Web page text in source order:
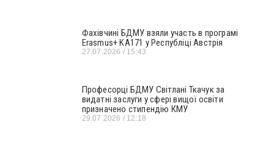
Фахівчині БДМУ взяли участь в програмі
Erasmus+ KA171 у Республіці Австрія
27.07.2026 15:43
Професорці БДМУ Світлані Ткачук за
видатні заслуги у сфері вищої освіти
призначено стипендію КМУ
29.07.2026 12:18